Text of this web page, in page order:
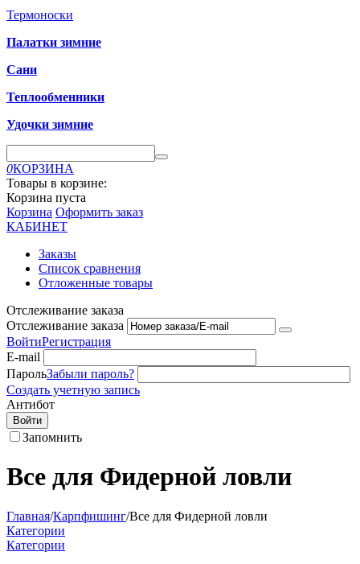
Термоноски
Палатки зимние
Сани
Теплообменники
Удочки зимние
0КОРЗИНА
Товары в корзине:
Корзина пуста
Корзина Оформить заказ
КАБИНЕТ
Заказы
Список сравнения
Отложенные товары
Отслеживание заказа
Отслеживание заказа
ВойтиРегистрация
E-mail
ПарольЗабыли пароль?
Создать учетную запись
Антибот
Войти
Запомнить
Все для Фидерной ловли
Главная/Карпфишинг/Все для Фидерной ловли
Категории
Категории